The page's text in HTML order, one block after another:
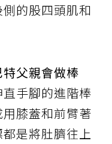
的股四頭肌和
父親會做棒
直手腳的進階棒
膝蓋和前臂著
是將肚臍往上